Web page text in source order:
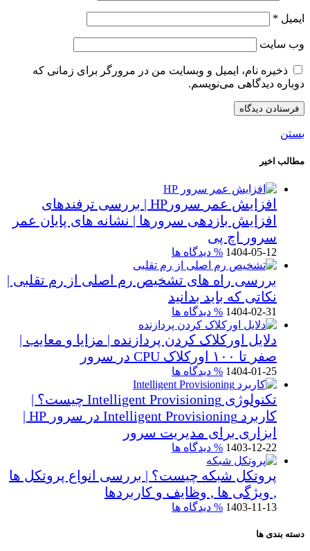
ایمیل *
وب‌ سایت
ذخیره نام، ایمیل و وبسایت من در مرورگر برای زمانی که
دوباره دیدگاهی می‌نویسم.
بستن
مطالب اخیر
افزایش عمر سرورHP | بررسی ترفندهای
افزایش بازدهی سرورها | نشانه های پایان عمر
سرور اچ پی
1404-05-12 % دیدگاه ها
بررسی راه های تشخیص رم اصلی از رم تقلبی |
نکاتی که باید بدانید
1404-02-31 % دیدگاه ها
دلایل اورکلاک کردن پردازنده | مزایا و معایب |
صفر تا ۱۰۰ اورکلاک CPU در سرور
1404-01-25 % دیدگاه ها
تکنولوژی Intelligent Provisioning چیست؟ |
کاربرد Intelligent Provisioning در سرور HP |
ابزاری برای مدیریت سرور
1403-12-22 % دیدگاه ها
پروتکل شبکه چیست؟ | بررسی انواع پروتکل ها
, ویژگی ها , وظایف و کاربردها
1403-11-13 % دیدگاه ها
دسته بندی ها